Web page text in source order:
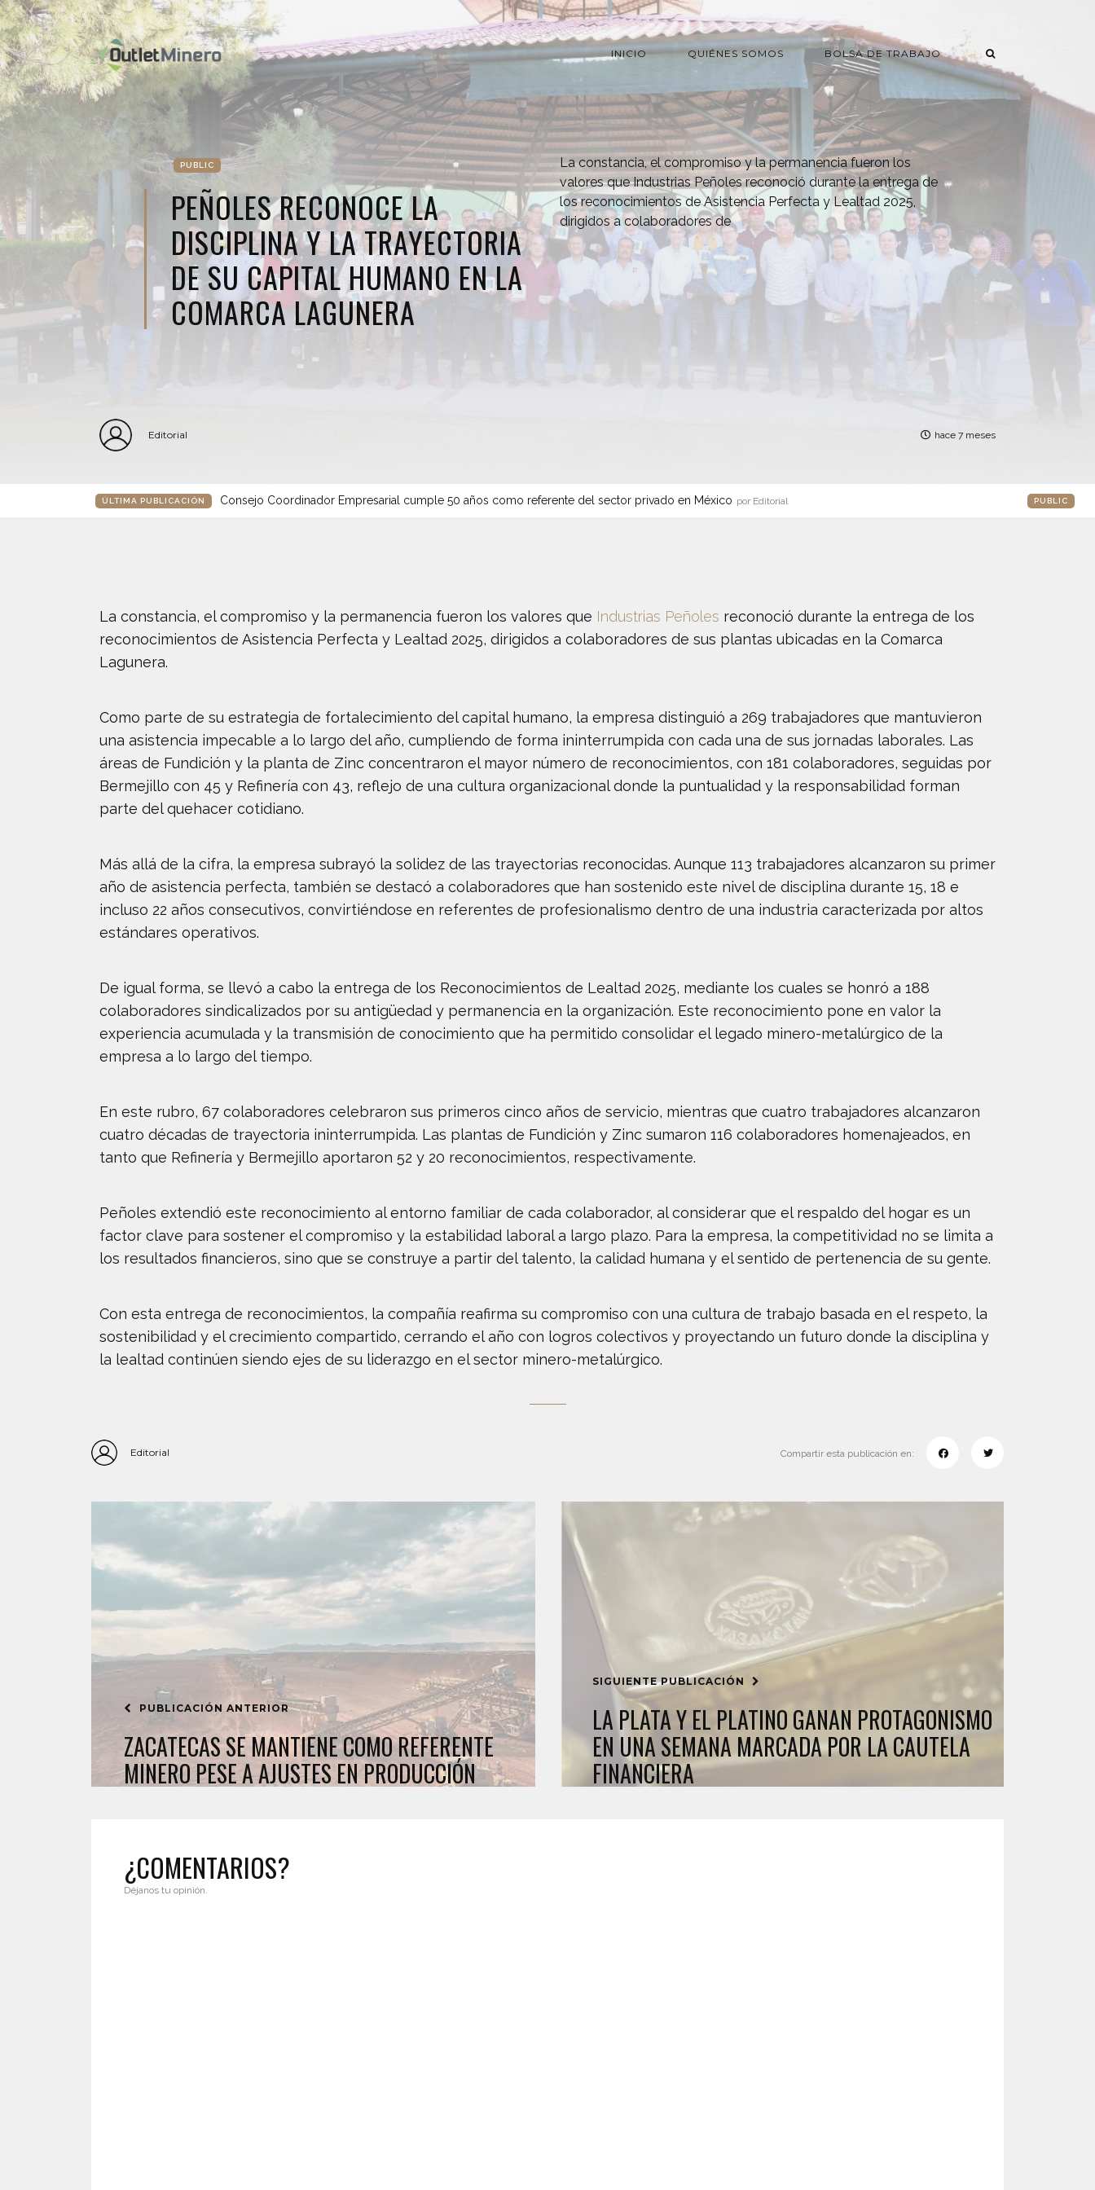
INICIO QUIÉNES SOMOS BOLSA DE TRABAJO
PUBLIC
PEÑOLES RECONOCE LA
DISCIPLINA Y LA TRAYECTORIA
DE SU CAPITAL HUMANO EN LA
COMARCA LAGUNERA
La constancia, el compromiso y la permanencia fueron los
valores que Industrias Peñoles reconoció durante la entrega de
los reconocimientos de Asistencia Perfecta y Lealtad 2025,
dirigidos a colaboradores de
Editorial hace 7 meses
ÚLTIMA PUBLICACIÓN Consejo Coordinador Empresarial cumple 50 años como referente del sector privado en México por Editorial PUBLIC
La constancia, el compromiso y la permanencia fueron los valores que Industrias Peñoles reconoció durante la entrega de los
reconocimientos de Asistencia Perfecta y Lealtad 2025, dirigidos a colaboradores de sus plantas ubicadas en la Comarca
Lagunera.
Como parte de su estrategia de fortalecimiento del capital humano, la empresa distinguió a 269 trabajadores que mantuvieron
una asistencia impecable a lo largo del año, cumpliendo de forma ininterrumpida con cada una de sus jornadas laborales. Las
áreas de Fundición y la planta de Zinc concentraron el mayor número de reconocimientos, con 181 colaboradores, seguidas por
Bermejillo con 45 y Refinería con 43, reflejo de una cultura organizacional donde la puntualidad y la responsabilidad forman
parte del quehacer cotidiano.
Más allá de la cifra, la empresa subrayó la solidez de las trayectorias reconocidas. Aunque 113 trabajadores alcanzaron su primer
año de asistencia perfecta, también se destacó a colaboradores que han sostenido este nivel de disciplina durante 15, 18 e
incluso 22 años consecutivos, convirtiéndose en referentes de profesionalismo dentro de una industria caracterizada por altos
estándares operativos.
De igual forma, se llevó a cabo la entrega de los Reconocimientos de Lealtad 2025, mediante los cuales se honró a 188
colaboradores sindicalizados por su antigüedad y permanencia en la organización. Este reconocimiento pone en valor la
experiencia acumulada y la transmisión de conocimiento que ha permitido consolidar el legado minero-metalúrgico de la
empresa a lo largo del tiempo.
En este rubro, 67 colaboradores celebraron sus primeros cinco años de servicio, mientras que cuatro trabajadores alcanzaron
cuatro décadas de trayectoria ininterrumpida. Las plantas de Fundición y Zinc sumaron 116 colaboradores homenajeados, en
tanto que Refinería y Bermejillo aportaron 52 y 20 reconocimientos, respectivamente.
Peñoles extendió este reconocimiento al entorno familiar de cada colaborador, al considerar que el respaldo del hogar es un
factor clave para sostener el compromiso y la estabilidad laboral a largo plazo. Para la empresa, la competitividad no se limita a
los resultados financieros, sino que se construye a partir del talento, la calidad humana y el sentido de pertenencia de su gente.
Con esta entrega de reconocimientos, la compañía reafirma su compromiso con una cultura de trabajo basada en el respeto, la
sostenibilidad y el crecimiento compartido, cerrando el año con logros colectivos y proyectando un futuro donde la disciplina y
la lealtad continúen siendo ejes de su liderazgo en el sector minero-metalúrgico.
Editorial Compartir esta publicación en:
PUBLICACIÓN ANTERIOR
ZACATECAS SE MANTIENE COMO REFERENTE
MINERO PESE A AJUSTES EN PRODUCCIÓN
SIGUIENTE PUBLICACIÓN
LA PLATA Y EL PLATINO GANAN PROTAGONISMO
EN UNA SEMANA MARCADA POR LA CAUTELA
FINANCIERA
¿COMENTARIOS?
Déjanos tu opinión.